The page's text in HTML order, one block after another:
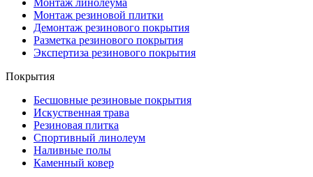
Монтаж резиновой плитки
Демонтаж резинового покрытия
Разметка резинового покрытия
Экспертиза резинового покрытия
Покрытия
Бесшовные резиновые покрытия
Искуственная трава
Резиновая плитка
Спортивный линолеум
Наливные полы
Каменный ковер